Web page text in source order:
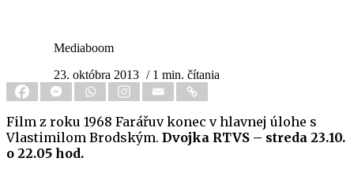
Mediaboom
23. októbra 2013 / 1 min. čítania
Film z roku 1968 Farářuv konec v hlavnej úlohe s
Vlastimilom Brodským. Dvojka RTVS – streda 23.10.
o 22.05 hod.